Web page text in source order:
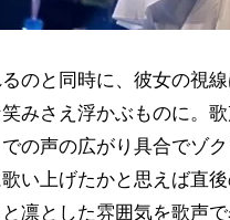
のと同時に、彼女の視
みさえ浮かぶものに。
の声の広がり具合でゾ
い上げたかと思えば直
凛とした雰囲気を歌声